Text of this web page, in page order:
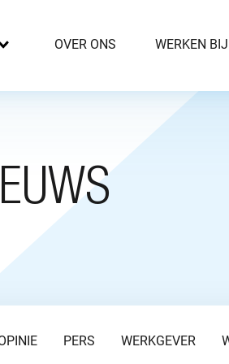
OVER ONS WERKEN BIJ
PERS WERKGEVER